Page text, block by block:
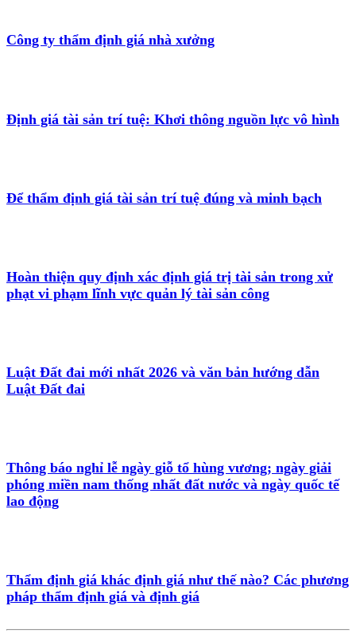
Công ty thẩm định giá nhà xưởng
Định giá tài sản trí tuệ: Khơi thông nguồn lực vô hình
Để thẩm định giá tài sản trí tuệ đúng và minh bạch
Hoàn thiện quy định xác định giá trị tài sản trong xử
phạt vi phạm lĩnh vực quản lý tài sản công
Luật Đất đai mới nhất 2026 và văn bản hướng dẫn
Luật Đất đai
Thông báo nghỉ lễ ngày giỗ tổ hùng vương; ngày giải
phóng miền nam thống nhất đất nước và ngày quốc tế
lao động
Thẩm định giá khác định giá như thế nào? Các phương
pháp thẩm định giá và định giá